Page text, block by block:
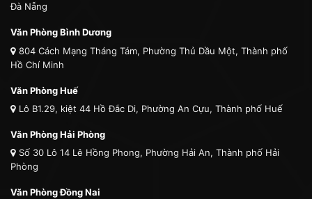
Đà Nẵng
Văn Phòng Bình Dương
804 Cách Mạng Tháng Tám, Phường Thủ Dầu Một, Thành phố
Hồ Chí Minh
Văn Phòng Huế
Lô B1.29, kiệt 44 Hồ Đắc Di, Phường An Cựu, Thành phố Huế
Văn Phòng Hải Phòng
Số 30 Lô 14 Lê Hồng Phong, Phường Hải An, Thành phố Hải
Phòng
Văn Phòng Đồng Nai